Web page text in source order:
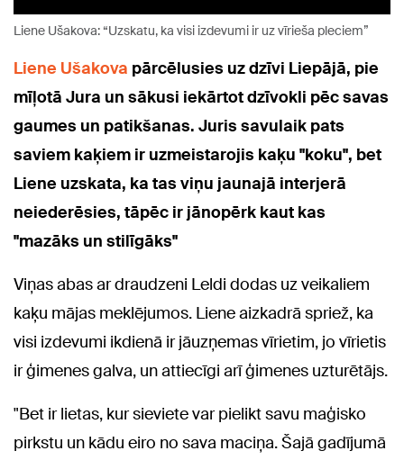
Liene Ušakova: “Uzskatu, ka visi izdevumi ir uz vīrieša pleciem”
Liene Ušakova pārcēlusies uz dzīvi Liepājā, pie
mīļotā Jura un sākusi iekārtot dzīvokli pēc savas
gaumes un patikšanas. Juris savulaik pats
saviem kaķiem ir uzmeistarojis kaķu "koku", bet
Liene uzskata, ka tas viņu jaunajā interjerā
neiederēsies, tāpēc ir jānopērk kaut kas
"mazāks un stilīgāks"
Viņas abas ar draudzeni Leldi dodas uz veikaliem
kaķu mājas meklējumos. Liene aizkadrā spriež, ka
visi izdevumi ikdienā ir jāuzņemas vīrietim, jo vīrietis
ir ģimenes galva, un attiecīgi arī ģimenes uzturētājs.
"Bet ir lietas, kur sieviete var pielikt savu maģisko
pirkstu un kādu eiro no sava maciņa. Šajā gadījumā